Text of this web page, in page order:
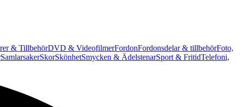
& TillbehörDVD & VideofilmerFordonFordonsdelar & tillbehörFoto,
SamlarsakerSkorSkönhetSmycken & ÄdelstenarSport & FritidTelefoni,